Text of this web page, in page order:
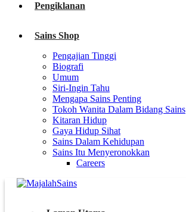
Pengiklanan
Sains Shop
Pengajian Tinggi
Biografi
Umum
Siri-Ingin Tahu
Mengapa Sains Penting
Tokoh Wanita Dalam Bidang Sains
Kitaran Hidup
Gaya Hidup Sihat
Sains Dalam Kehidupan
Sains Itu Menyeronokkan
Careers